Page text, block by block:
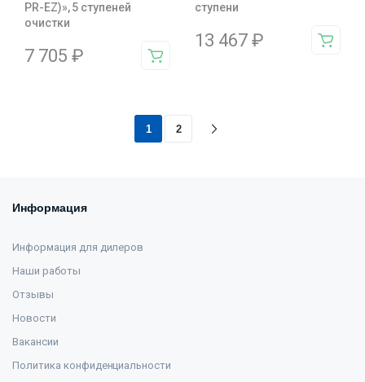
PR-EZ)», 5 ступеней
очистки
7 705 ₽
ступени
13 467 ₽
1 2
Информация
Информация для дилеров
Наши работы
Отзывы
Новости
Вакансии
Политика конфиденциальности